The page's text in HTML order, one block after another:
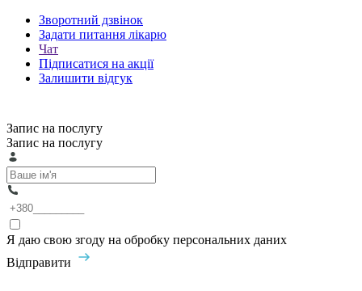
Зворотний дзвінок
Задати питання лікарю
Чат
Підписатися на акції
Залишити відгук
Запис на послугу
Запис на послугу
Я даю свою згоду на обробку персональних даних
Відправити